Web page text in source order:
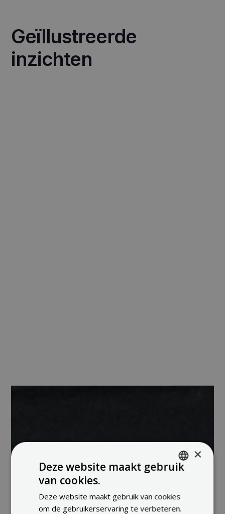
Geïllustreerde
inzichten
FRENCH
×
Deze website maakt gebruik
van cookies.
Deze website maakt gebruik van cookies
om de gebruikerservaring te verbeteren.